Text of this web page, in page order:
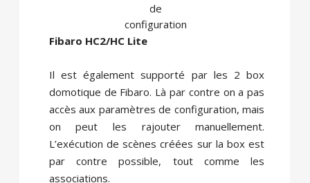
de
configuration
Fibaro HC2/HC Lite
Il est également supporté par les 2 box
domotique de Fibaro. Là par contre on a pas
accès aux paramètres de configuration, mais
on peut les rajouter manuellement.
L’exécution de scènes créées sur la box est
par contre possible, tout comme les
associations.